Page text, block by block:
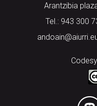
Arantzibia
Tel.: 943 300